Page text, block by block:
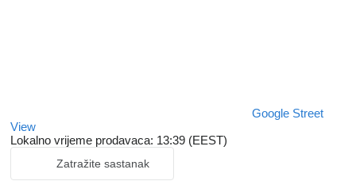
Google Street
View
Lokalno vrijeme prodavaca: 13:39 (EEST)
Zatražite sastanak